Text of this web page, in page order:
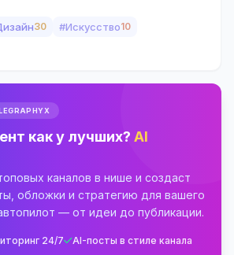
30 #Искусство10
как у лучших? AI
каналов в нише и создаст
обложки и стратегию для вашего
— от идеи до публикации.
24/7
AI-посты в стиле канала